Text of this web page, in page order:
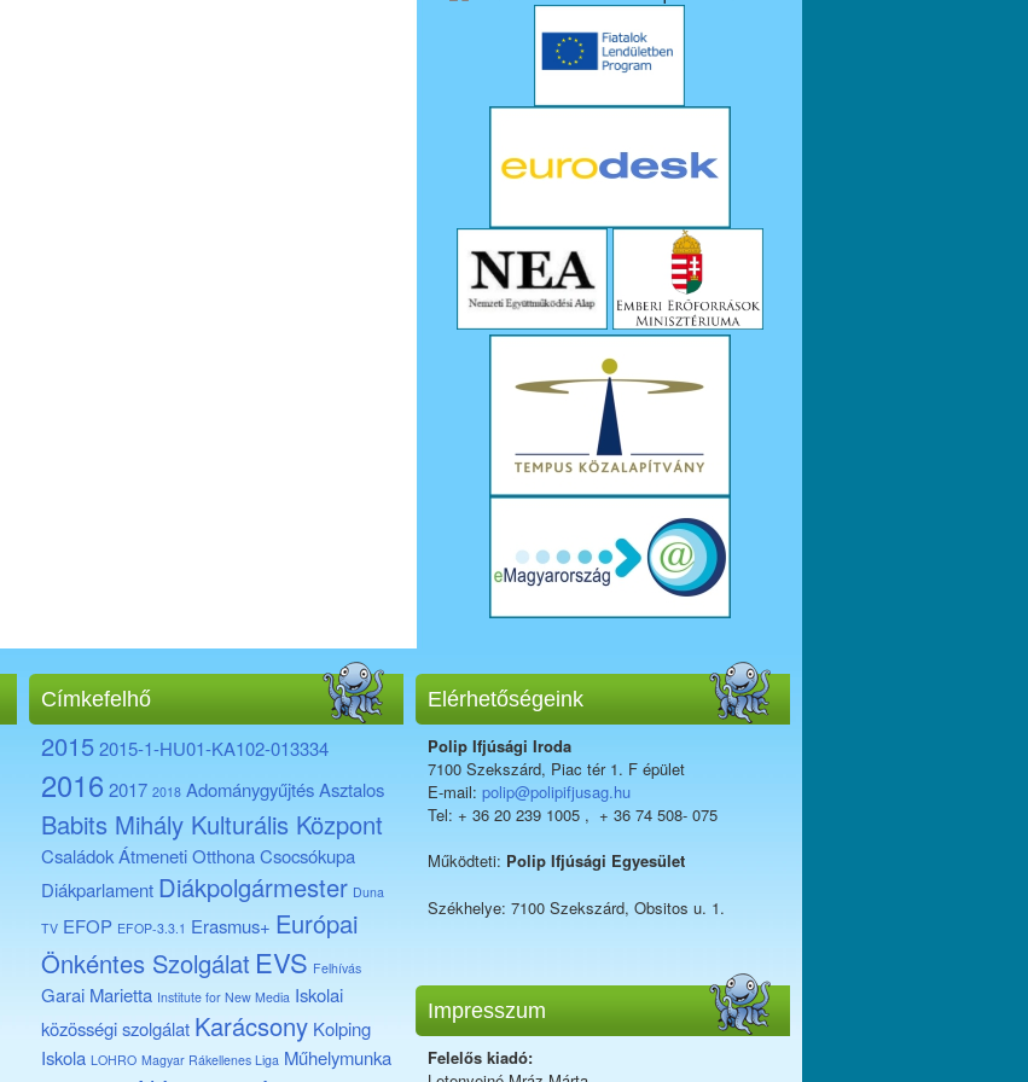
Címkefelhő
20152015-1-HU01-KA102-013334
2016 2017 2018 AdománygyűjtésAsztalos
Babits Mihály Kulturális Központ
Családok Átmeneti OtthonaCsocsókupa
Diákparlament Diákpolgármester Duna
TV EFOP EFOP-3.3.1 Erasmus+ Európai
Önkéntes Szolgálat EVS Felhívás
Garai Marietta Institute for New Media Iskolai
közösségi szolgálat Karácsony Kolping
Iskola LOHRO Magyar Rákellenes Liga Műhelymunka
Elérhetőségeink
Polip Ifjúsági Iroda
7100 Szekszárd, Piac tér 1. F épület
E-mail: polip@polipifjusag.hu
Tel: + 36 20 239 1005 , + 36 74 508- 075
Működteti: Polip Ifjúsági Egyesület
Székhelye: 7100 Szekszárd, Obsitos u. 1.
Impresszum
Felelős kiadó: